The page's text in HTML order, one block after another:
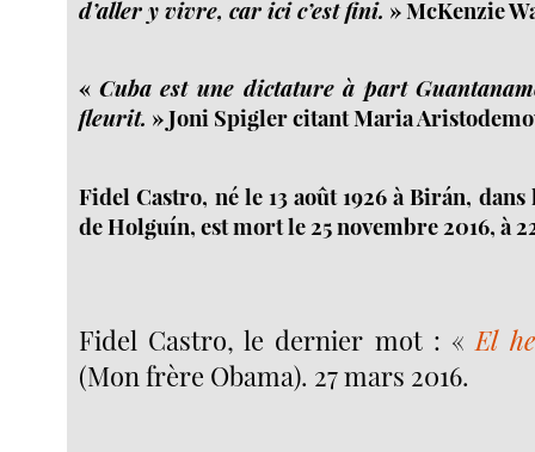
d’aller y vivre, car ici c’est fini. » McKenzie
« Cuba est une dictature à part
fleurit. » Joni Spigler citant Maria
Fidel Castro, né le 13 août 1926 à Birán,
de Holguín, est mort le 25 novembre 2016, à
Fidel Castro, le dernier mot : « El
(Mon frère Obama). 27 mars 2016.